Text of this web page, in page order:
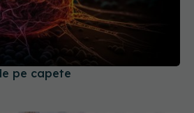
pe capete